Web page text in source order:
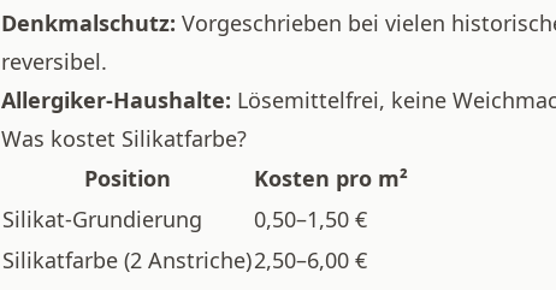
Denkmalschutz: Vorgeschrieben bei vielen
reversibel.
Allergiker-Haushalte: Lösemittelfrei, keine
Was kostet Silikatfarbe?
Position
Kosten pro m²
Silikat-Grundierung
0,50–1,50 €
Silikatfarbe (2 Anstriche)2,50–6,00 €